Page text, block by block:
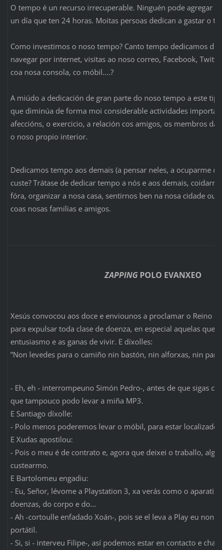
O tempo é un recurso irrecuperable. Ninguén pode agregar
un día que ten 24 horas. Moitas persoas dedican a gastar o
Como investimos o noso tempo? Canto tempo dedicamos
navegar por internet, visitas ao noso correo, Facebook,
coa nosa consola, co móbil....?
A miúdo a dedicación de gran parte do noso tempo a este
que diminúa de forma moi considerable actividades
afeccións, o exercicio, a relación cos amigos, os membros da
o noso propio interior.
Dedicamos tempo aos demais (a pensar neles, a ocuparme
custe? Trátase de dedicar tempo a nós e aos demais,
fóra, organizar a nosa casa, sentirnos ben na nosa cidade ou
coas nosas familias e amigos.
ZAPPINGPOLO EVANXEO
Xesús convocou aos doce e enviounos a proclamar o Reino
para expulsar toda clase de doenza, en especial aquelas que
entusiasmo e as ganas de vivir. E díxolles:
”Non levedes para o camiño nin bastón, nin alforxas, nin
- Eh, eh - interrompeuno Simón Pedro-, antes de que sigas
que tampouco podo levar a miña MP3.
E Santiago díxolle:
- Polo menos poderemos levar o móbil, para estar
E Xudas apostilou:
- Pois o meu é de contrato e, agora que deixei o traballo,
custearmo.
E Bartolomeu engadiu:
- Eu, Señor, lévome a Playstation 3, xa verás como o
doenzas, do corpo e do...
- Ah -cortoulle enfadado Xoán-, pois se el leva a Play eu non
portátil.
- Si, si - interveu Filipe-, así podemos estar en contacto e